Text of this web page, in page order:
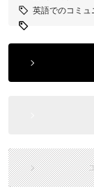
英語でのコミュ